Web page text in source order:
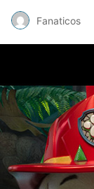
Fanaticos